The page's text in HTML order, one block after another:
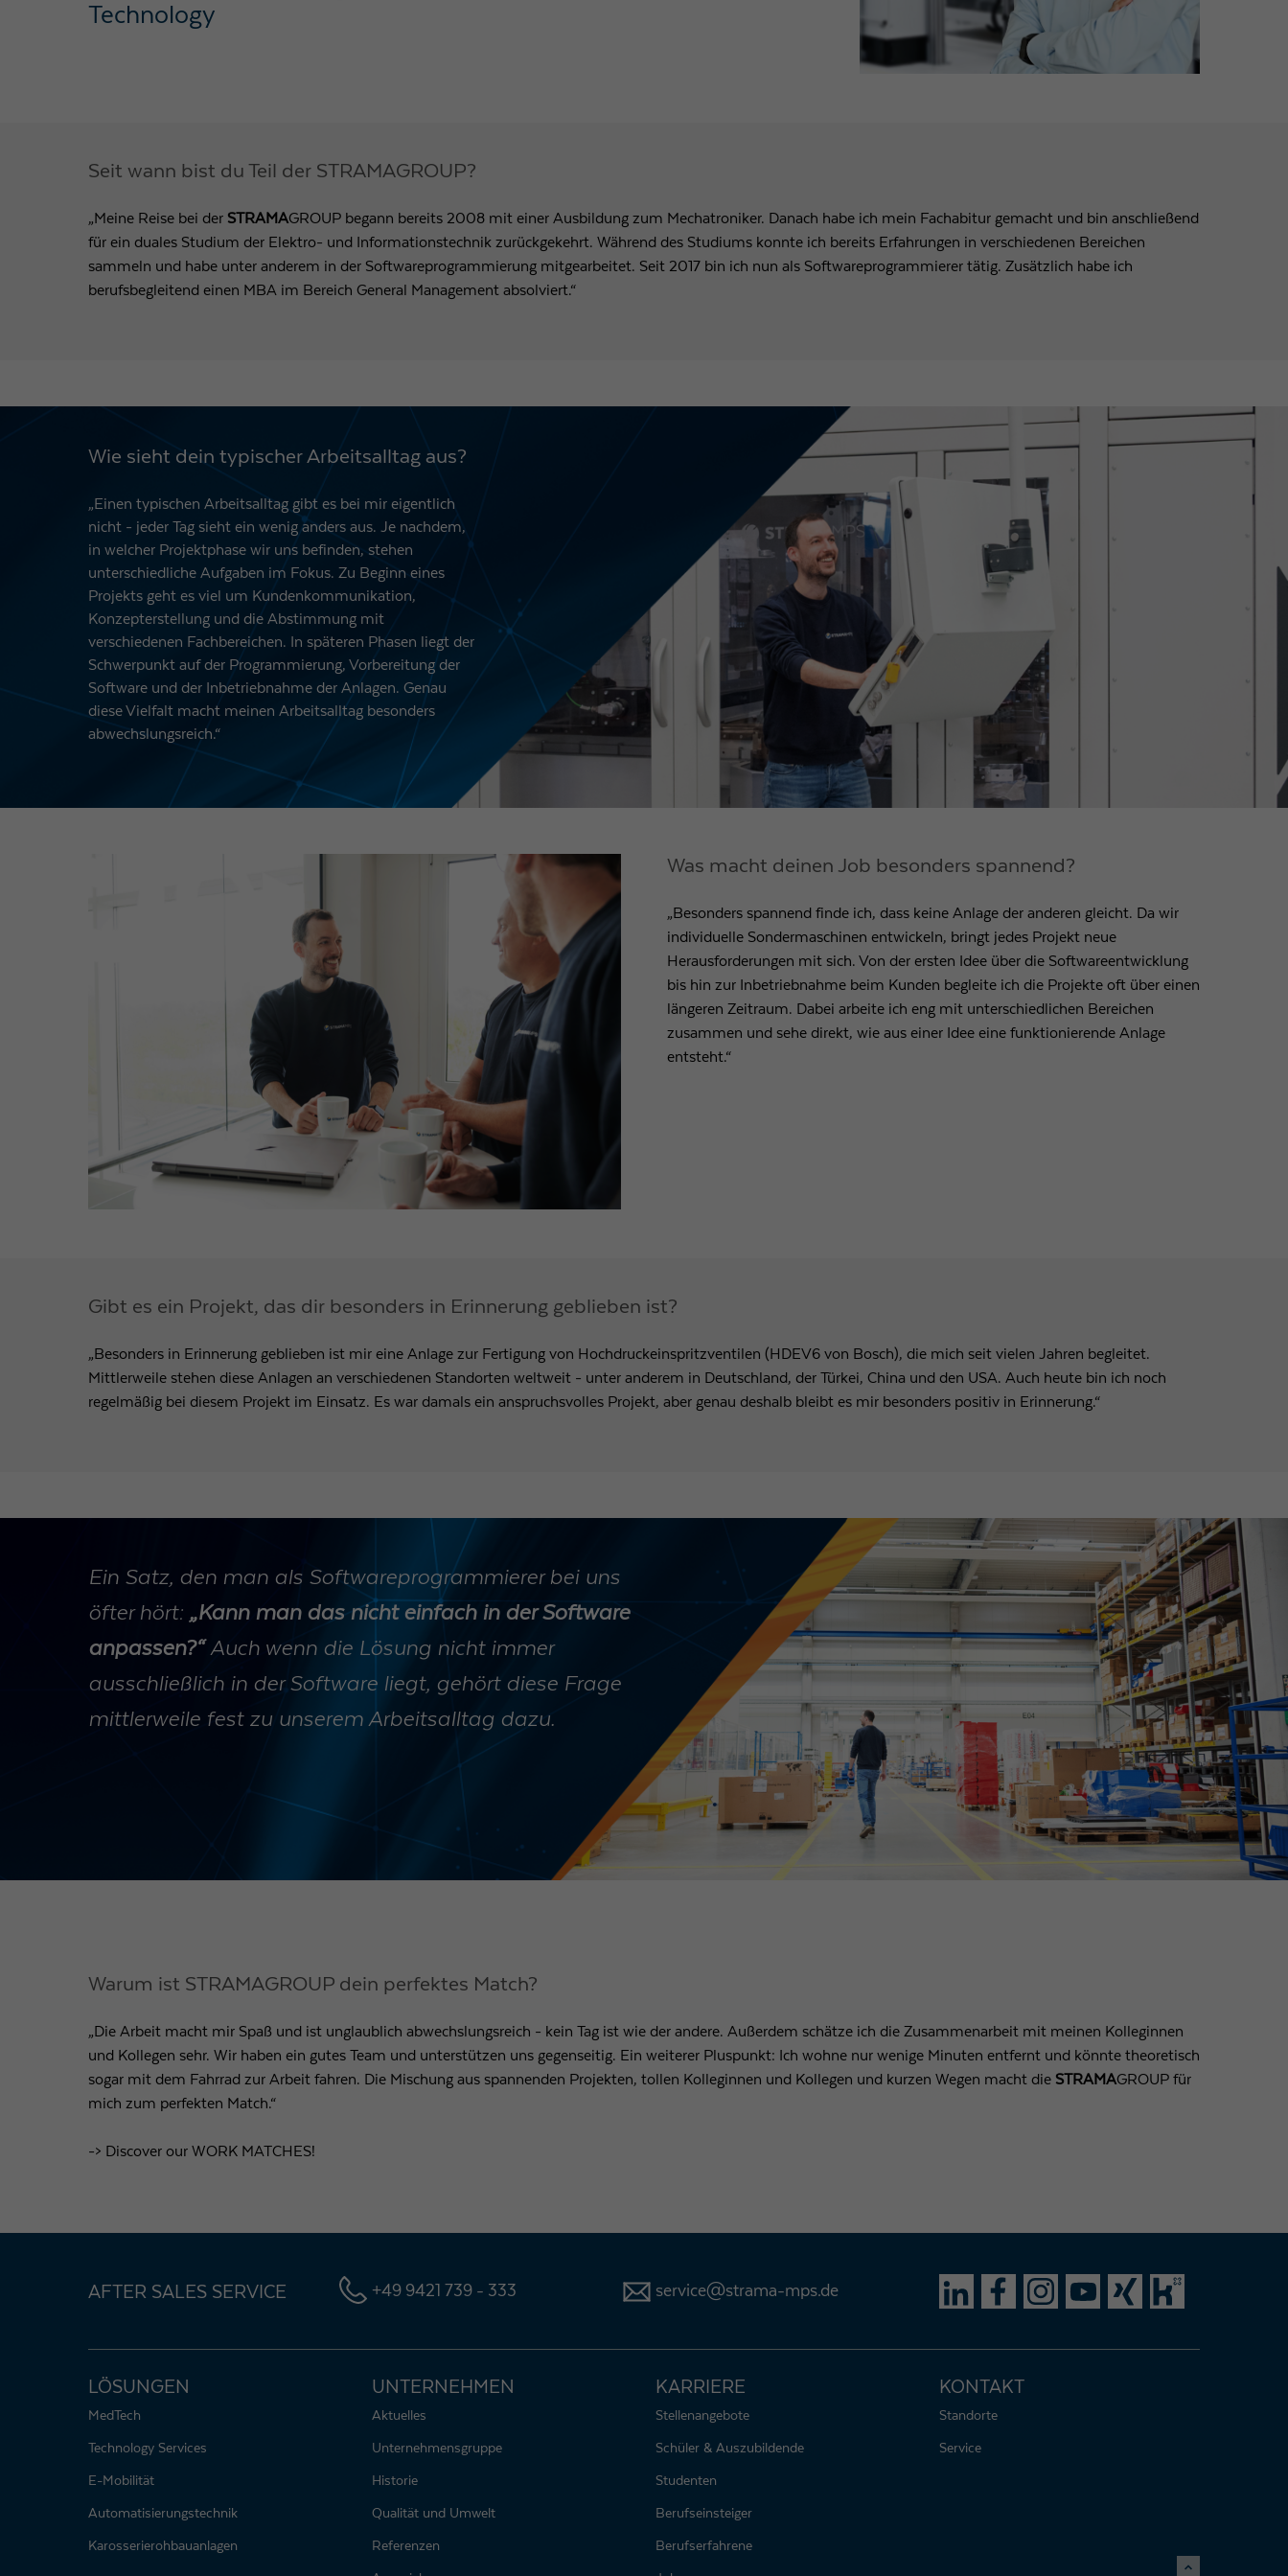
Technology
Seit wann bist du Teil der STRAMAGROUP?
„Meine Reise bei der STRAMAGROUP begann bereits 2008 mit einer Ausbildung zum Mechatroniker. Danach habe ich mein Fachabitur gemacht und bin anschließend
für ein duales Studium der Elektro- und Informationstechnik zurückgekehrt. Während des Studiums konnte ich bereits Erfahrungen in verschiedenen Bereichen
sammeln und habe unter anderem in der Softwareprogrammierung mitgearbeitet. Seit 2017 bin ich nun als Softwareprogrammierer tätig. Zusätzlich habe ich
berufsbegleitend einen MBA im Bereich General Management absolviert.“
Wie sieht dein typischer Arbeitsalltag aus?
„Einen typischen Arbeitsalltag gibt es bei mir eigentlich
nicht - jeder Tag sieht ein wenig anders aus. Je nachdem,
in welcher Projektphase wir uns befinden, stehen
unterschiedliche Aufgaben im Fokus. Zu Beginn eines
Projekts geht es viel um Kundenkommunikation,
Konzepterstellung und die Abstimmung mit
verschiedenen Fachbereichen. In späteren Phasen liegt der
Schwerpunkt auf der Programmierung, Vorbereitung der
Software und der Inbetriebnahme der Anlagen. Genau
diese Vielfalt macht meinen Arbeitsalltag besonders
abwechslungsreich.“
Was macht deinen Job besonders spannend?
„Besonders spannend finde ich, dass keine Anlage der anderen gleicht. Da wir
individuelle Sondermaschinen entwickeln, bringt jedes Projekt neue
Herausforderungen mit sich. Von der ersten Idee über die Softwareentwicklung
bis hin zur Inbetriebnahme beim Kunden begleite ich die Projekte oft über einen
längeren Zeitraum. Dabei arbeite ich eng mit unterschiedlichen Bereichen
zusammen und sehe direkt, wie aus einer Idee eine funktionierende Anlage
entsteht.“
Gibt es ein Projekt, das dir besonders in Erinnerung geblieben ist?
„Besonders in Erinnerung geblieben ist mir eine Anlage zur Fertigung von Hochdruckeinspritzventilen (HDEV6 von Bosch), die mich seit vielen Jahren begleitet.
Mittlerweile stehen diese Anlagen an verschiedenen Standorten weltweit - unter anderem in Deutschland, der Türkei, China und den USA. Auch heute bin ich noch
regelmäßig bei diesem Projekt im Einsatz. Es war damals ein anspruchsvolles Projekt, aber genau deshalb bleibt es mir besonders positiv in Erinnerung.“
Ein Satz, den man als Softwareprogrammierer bei uns
öfter hört: „Kann man das nicht einfach in der Software
anpassen?“Auch wenn die Lösung nicht immer
ausschließlich in der Software liegt, gehört diese Frage
mittlerweile fest zu unserem Arbeitsalltag dazu.
Warum ist STRAMAGROUP dein perfektes Match?
„Die Arbeit macht mir Spaß und ist unglaublich abwechslungsreich - kein Tag ist wie der andere. Außerdem schätze ich die Zusammenarbeit mit meinen Kolleginnen
und Kollegen sehr. Wir haben ein gutes Team und unterstützen uns gegenseitig. Ein weiterer Pluspunkt: Ich wohne nur wenige Minuten entfernt und könnte theoretisch
sogar mit dem Fahrrad zur Arbeit fahren. Die Mischung aus spannenden Projekten, tollen Kolleginnen und Kollegen und kurzen Wegen macht die STRAMAGROUP für
mich zum perfekten Match.“
-> Discover our WORK MATCHES!
AFTER SALES SERVICE +49 9421 739 - 333 service@strama-mps.de
LÖSUNGEN
MedTech
Technology Services
E-Mobilität
Automatisierungstechnik
Karosserierohbauanlagen
UNTERNEHMEN
Aktuelles
Unternehmensgruppe
Historie
Qualität und Umwelt
Referenzen
KARRIERE
Stellenangebote
Schüler & Auszubildende
Studenten
Berufseinsteiger
Berufserfahrene
KONTAKT
Standorte
Service
Name
Laufzeit 1 Tag
Registriert eine eindeutige ID, die verwendet wird, um